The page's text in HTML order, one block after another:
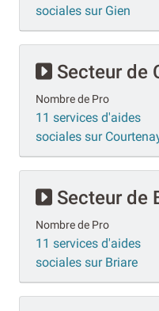
sociales sur Gien
Secteur de
Nombre de Pro
11 services d'aides
sociales sur
Secteur de
Nombre de Pro
11 services d'aides
sociales sur Briare